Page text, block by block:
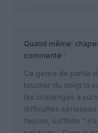
Quand même:
commenté :
Ce genre de partie
toucher du doigt la
les challenges à
difficultés sérieuses
faucon, suffitde ”